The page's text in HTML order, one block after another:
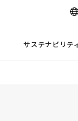
サステナビリテ